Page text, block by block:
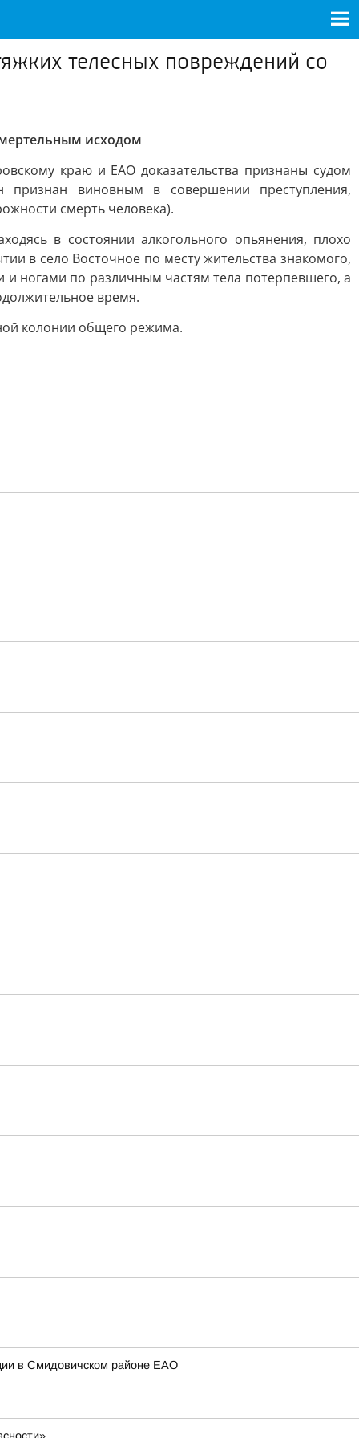
телесных повреждений со
исходом
краю и ЕАО доказательства признаны судом
признан виновным в совершении преступления,
смерть человека).
в состоянии алкогольного опьянения, плохо
в село Восточное по месту жительства знакомого,
ногами по различным частям тела потерпевшего, а
время.
колонии общего режима.
в Смидовичском районе ЕАО